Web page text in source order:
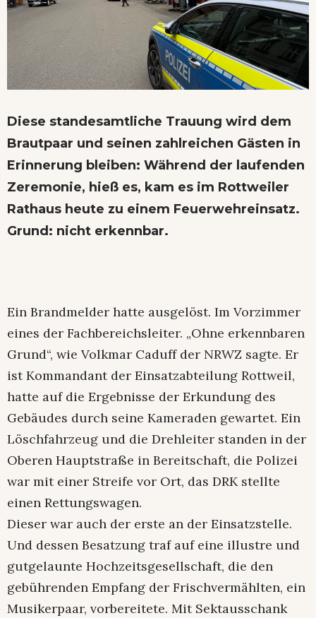
Diese standesamtliche Trauung wird dem
Brautpaar und seinen zahlreichen Gästen in
Erinnerung bleiben: Während der laufenden
Zeremonie, hieß es, kam es im Rottweiler
Rathaus heute zu einem Feuerwehreinsatz.
Grund: nicht erkennbar.
Ein Brandmelder hatte ausgelöst. Im Vorzimmer
eines der Fachbereichsleiter. „Ohne erkennbaren
Grund“, wie Volkmar Caduff der NRWZ sagte. Er
ist Kommandant der Einsatzabteilung Rottweil,
hatte auf die Ergebnisse der Erkundung des
Gebäudes durch seine Kameraden gewartet. Ein
Löschfahrzeug und die Drehleiter standen in der
Oberen Hauptstraße in Bereitschaft, die Polizei
war mit einer Streife vor Ort, das DRK stellte
einen Rettungswagen.
Dieser war auch der erste an der Einsatzstelle.
Und dessen Besatzung traf auf eine illustre und
gutgelaunte Hochzeitsgesellschaft, die den
gebührenden Empfang der Frischvermählten, ein
Musikerpaar, vorbereitete. Mit Sektausschank